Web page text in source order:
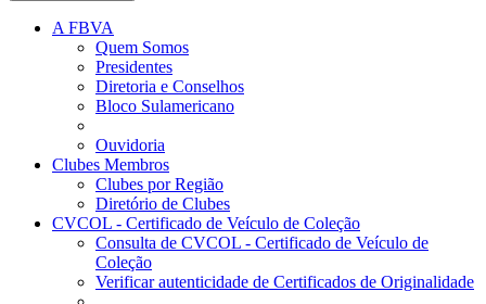
A FBVA
Quem Somos
Presidentes
Diretoria e Conselhos
Bloco Sulamericano
Ouvidoria
Clubes Membros
Clubes por Região
Diretório de Clubes
CVCOL - Certificado de Veículo de Coleção
Consulta de CVCOL - Certificado de Veículo de
Coleção
Verificar autenticidade de Certificados de Originalidade